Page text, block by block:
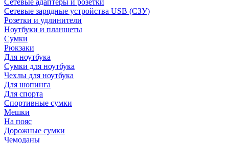
Сетевые адаптеры и розетки
Сетевые зарядные устройства USB (СЗУ)
Розетки и удлинители
Ноутбуки и планшеты
Сумки
Рюкзаки
Для ноутбука
Сумки для ноутбука
Чехлы для ноутбука
Для шопинга
Для спорта
Спортивные сумки
Мешки
На пояс
Дорожные сумки
Чемоданы